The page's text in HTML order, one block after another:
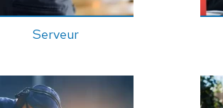
Serveur